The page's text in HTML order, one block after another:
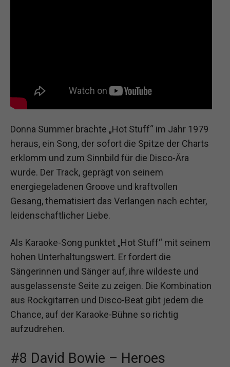
Donna Summer brachte „Hot Stuff“ im Jahr 1979
heraus, ein Song, der sofort die Spitze der Charts
erklomm und zum Sinnbild für die Disco-Ära
wurde. Der Track, geprägt von seinem
energiegeladenen Groove und kraftvollen
Gesang, thematisiert das Verlangen nach echter,
leidenschaftlicher Liebe.
Als Karaoke-Song punktet „Hot Stuff“ mit seinem
hohen Unterhaltungswert. Er fordert die
Sängerinnen und Sänger auf, ihre wildeste und
ausgelassenste Seite zu zeigen. Die Kombination
aus Rockgitarren und Disco-Beat gibt jedem die
Chance, auf der Karaoke-Bühne so richtig
aufzudrehen.
#8 David Bowie – Heroes